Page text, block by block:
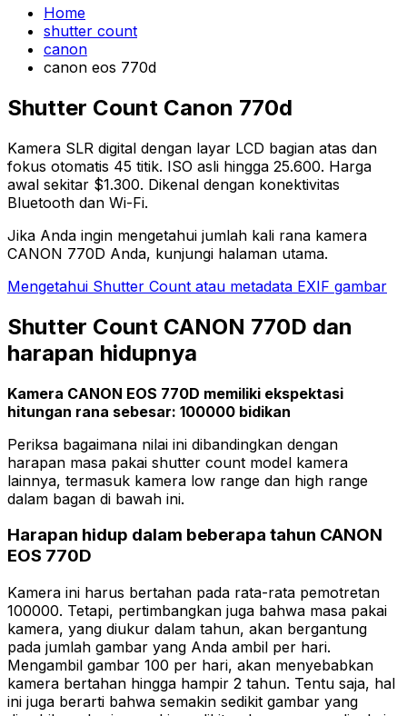
Home
shutter count
canon
canon eos 770d
Shutter Count Canon 770d
Kamera SLR digital dengan layar LCD bagian atas dan
fokus otomatis 45 titik. ISO asli hingga 25.600. Harga
awal sekitar $1.300. Dikenal dengan konektivitas
Bluetooth dan Wi-Fi.
Jika Anda ingin mengetahui jumlah kali rana kamera
CANON 770D Anda, kunjungi halaman utama.
Mengetahui Shutter Count atau metadata EXIF gambar
Shutter Count CANON 770D dan
harapan hidupnya
Kamera CANON EOS 770D memiliki ekspektasi
hitungan rana sebesar: 100000 bidikan
Periksa bagaimana nilai ini dibandingkan dengan
harapan masa pakai shutter count model kamera
lainnya, termasuk kamera low range dan high range
dalam bagan di bawah ini.
Harapan hidup dalam beberapa tahun CANON
EOS 770D
Kamera ini harus bertahan pada rata-rata pemotretan
100000. Tetapi, pertimbangkan juga bahwa masa pakai
kamera, yang diukur dalam tahun, akan bergantung
pada jumlah gambar yang Anda ambil per hari.
Mengambil gambar 100 per hari, akan menyebabkan
kamera bertahan hingga hampir 2 tahun. Tentu saja, hal
ini juga berarti bahwa semakin sedikit gambar yang